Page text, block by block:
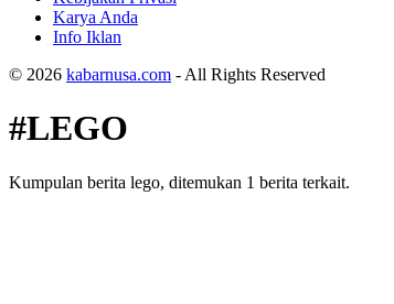
Karya Anda
Info Iklan
© 2026 kabarnusa.com - All Rights Reserved
#LEGO
Kumpulan berita lego, ditemukan 1 berita terkait.